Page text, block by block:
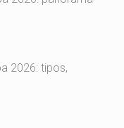
2026: tipos,